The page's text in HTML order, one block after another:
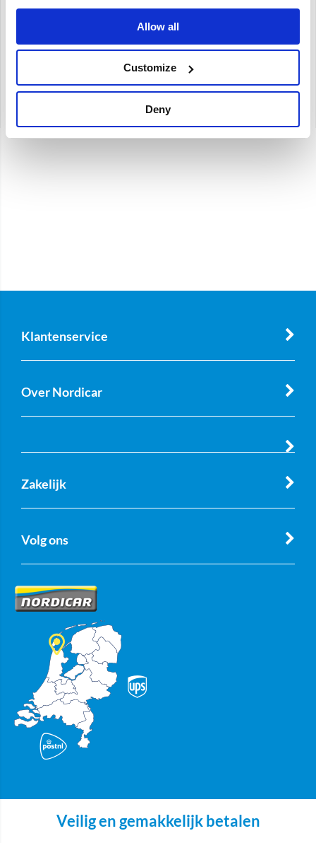
Allow all
Customize
Deny
€14,75
Artikelnummer: 663675
Klantenservice
Over Nordicar
Zakelijk
Volg ons
Veilig en gemakkelijk betalen